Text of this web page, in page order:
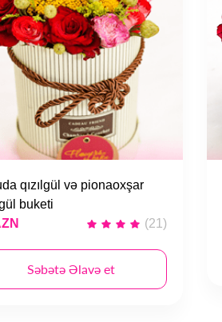
qızılgül və pionaoxşar
buketi
(21)
Səbətə Əlavə et